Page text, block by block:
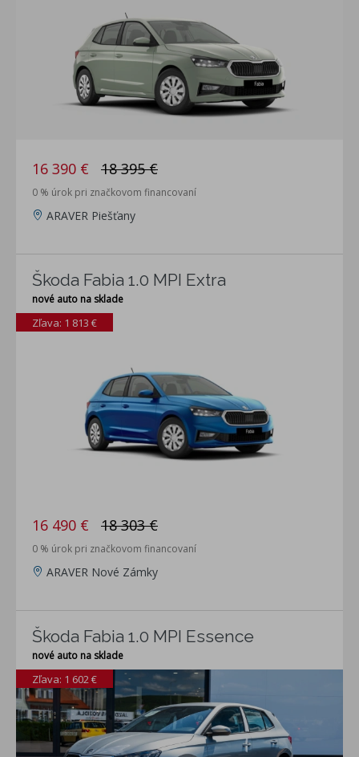
16 390 € 18 395 €
0 % úrok pri značkovom financovaní
ARAVER Piešťany
Škoda Fabia 1.0 MPI Extra
nové auto na sklade
Zľava: 1 813 €
16 490 € 18 303 €
0 % úrok pri značkovom financovaní
ARAVER Nové Zámky
Škoda Fabia 1.0 MPI Essence
nové auto na sklade
Zľava: 1 602 €